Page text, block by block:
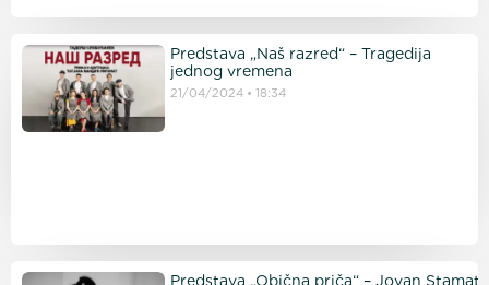
Predstava „Naš razred“ – Tragedija
jednog vremena
21/04/2024 18:34
Predstava „Obična priča“ – Jovan